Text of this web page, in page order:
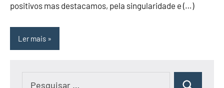
positivos mas destacamos, pela singularidade e (…)
Ler mais